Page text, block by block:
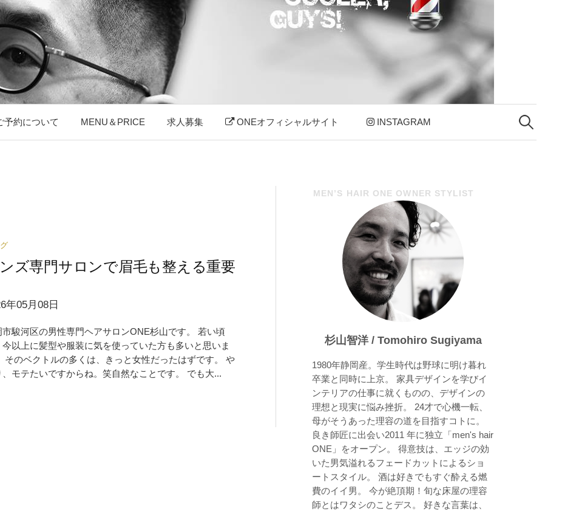
予約について MENU＆PRICE 求人募集 ONEオフィシャルサイト INSTAGRAM 検
ズ専門サロンで眉毛も整える重要
年05月08日
市駿河区の男性専門ヘアサロンONE杉山です。 若い頃
今以上に髪型や服装に気を使っていた方も多いと思いま
そのベクトルの多くは、きっと女性だったはずです。 や
、モテたいですからね。笑自然なことです。 でも大...
MEN’S HAIR ONE OWNER STYLIST
杉山智洋 / Tomohiro Sugiyama
1980年静岡産。学生時代は野球に明け暮れ
卒業と同時に上京。 家具デザインを学びイ
ンテリアの仕事に就くものの、デザインの
理想と現実に悩み挫折。 24才で心機一転、
母がそうあった理容の道を目指すコトに。
良き師匠に出会い2011 年に独立「men's hair
ONE」をオープン。 得意技は、エッジの効
いた男気溢れるフェードカットによるショ
ートスタイル。 酒は好きでもすぐ酔える燃
費のイイ男。 今が絶頂期！旬な床屋の理容
師とはワタシのことデス。 好きな言葉は、